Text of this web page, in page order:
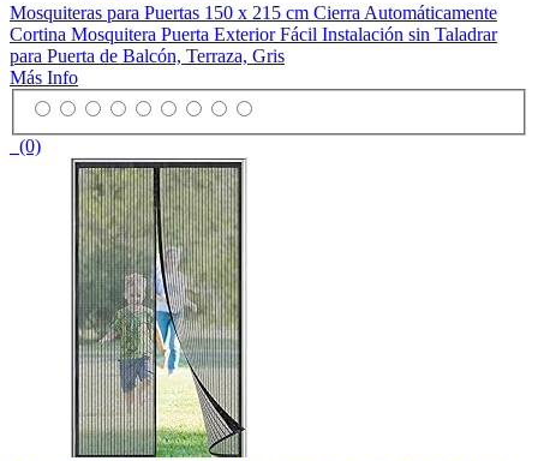
Mosquiteras para Puertas 150 x 215 cm Cierra Automáticamente
Cortina Mosquitera Puerta Exterior Fácil Instalación sin Taladrar
para Puerta de Balcón, Terraza, Gris
Más Info
(0)